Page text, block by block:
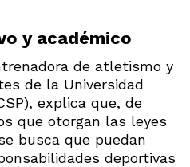
y académico
de atletismo y
de la Universidad
explica que, de
que otorgan las leyes
busca que puedan
deportivas